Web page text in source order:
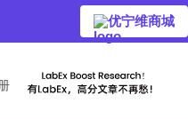
优宁维商城